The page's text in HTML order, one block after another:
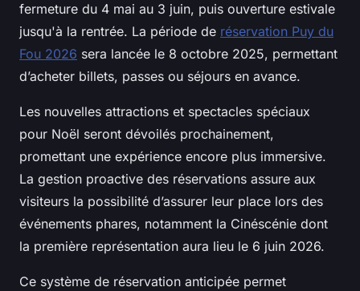
fermeture du 4 mai au 3 juin, puis ouverture estivale
jusqu'à la rentrée. La période de réservation Puy du
Fou 2026 sera lancée le 8 octobre 2025, permettant
d’acheter billets, passes ou séjours en avance.
Les nouvelles attractions et spectacles spéciaux
pour Noël seront dévoilés prochainement,
promettant une expérience encore plus immersive.
La gestion proactive des réservations assure aux
visiteurs la possibilité d’assurer leur place lors des
événements phares, notamment la Cinéscénie dont
la première représentation aura lieu le 6 juin 2026.
Ce système de réservation anticipée permet